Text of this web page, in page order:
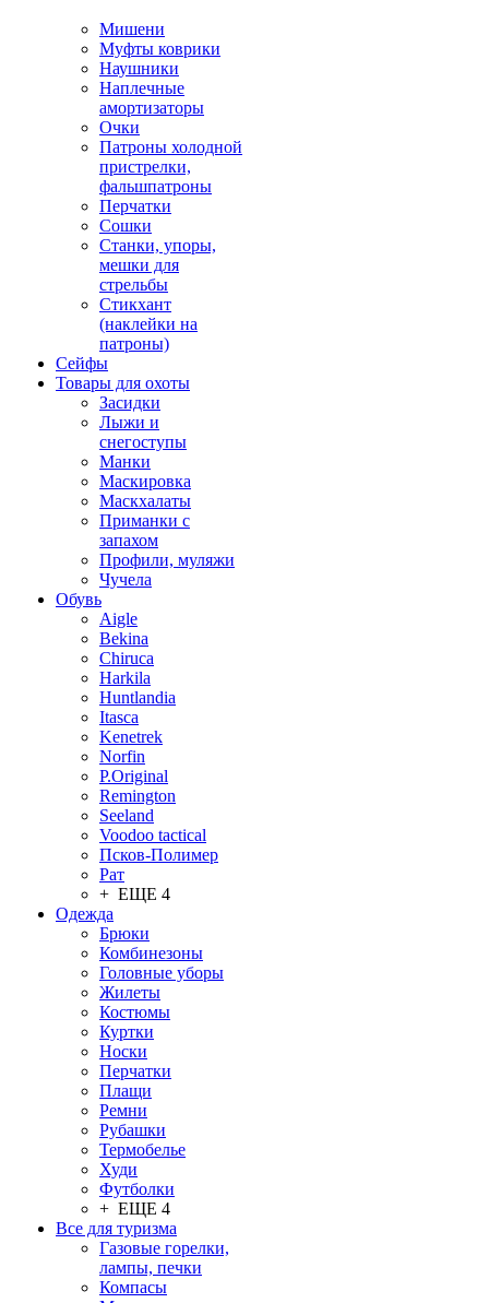
Мишени
Муфты коврики
Наушники
Наплечные
амортизаторы
Очки
Патроны холодной
пристрелки,
фальшпатроны
Перчатки
Сошки
Станки, упоры,
мешки для
стрельбы
Стикхант
(наклейки на
патроны)
Сейфы
Товары для охоты
Засидки
Лыжи и
снегоступы
Манки
Маскировка
Маскхалаты
Приманки с
запахом
Профили, муляжи
Чучела
Обувь
Aigle
Bekina
Chiruсa
Harkila
Huntlandia
Itasca
Kenetrek
Norfin
P.Original
Remington
Seeland
Voodoo tactical
Псков-Полимер
Рат
+ ЕЩЕ 4
Одежда
Брюки
Комбинезоны
Головные уборы
Жилеты
Костюмы
Куртки
Носки
Перчатки
Плащи
Ремни
Рубашки
Термобелье
Худи
Футболки
+ ЕЩЕ 4
Все для туризма
Газовые горелки,
лампы, печки
Компасы